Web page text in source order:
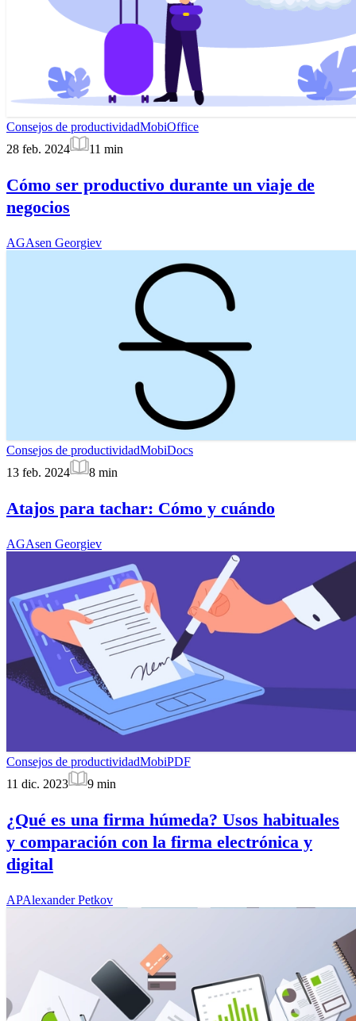
Consejos de productividadMobiOffice
28 feb. 2024
11 min
Cómo ser productivo durante un viaje de
negocios
AGAsen Georgiev
Consejos de productividadMobiDocs
13 feb. 2024
8 min
Atajos para tachar: Cómo y cuándo
AGAsen Georgiev
Consejos de productividadMobiPDF
11 dic. 2023
9 min
¿Qué es una firma húmeda? Usos habituales
y comparación con la firma electrónica y
digital
APAlexander Petkov